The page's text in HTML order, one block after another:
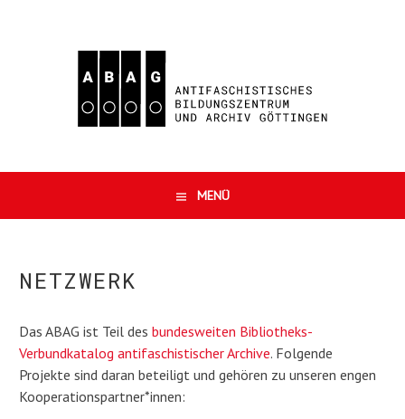
ANTIFASCHISTISCHES
BILDUNGSZENTRUM
UND
GÖTTINGEN
E.V.
MENÜ
NETZWERK
Das ABAG ist Teil des bundesweiten Bibliotheks-
Verbundkatalog antifaschistischer Archive. Folgende
Projekte sind daran beteiligt und gehören zu unseren engen
Kooperationspartner*innen: